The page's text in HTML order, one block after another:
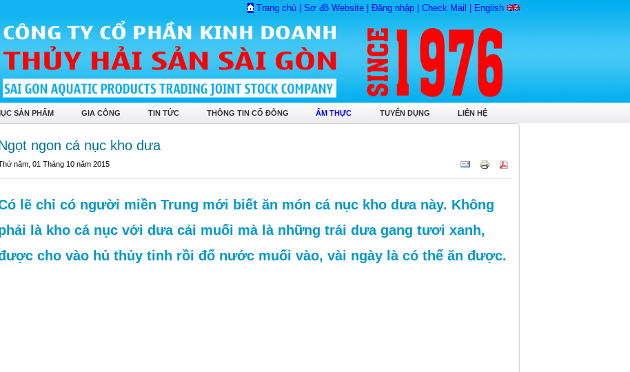
Trang chủ Sơ đồ Website Đăng nhập Check Mail English
SẢN PHẨM GIA CÔNG TIN TỨC THÔNG TIN CỔ ĐÔNG ẨM THỰC TUYỂN DỤNG LIÊN HỆ
ngon cá nục kho dưa
năm, 01 Tháng 10 năm 2015
lẽ chỉ có người miền Trung mới biết ăn món cá nục kho dưa này. Không
là kho cá nục với dưa cải muối mà là những trái dưa gang tươi xanh,
cho vào hủ thủy tinh rồi đổ nước muối vào, vài ngày là có thể ăn được.